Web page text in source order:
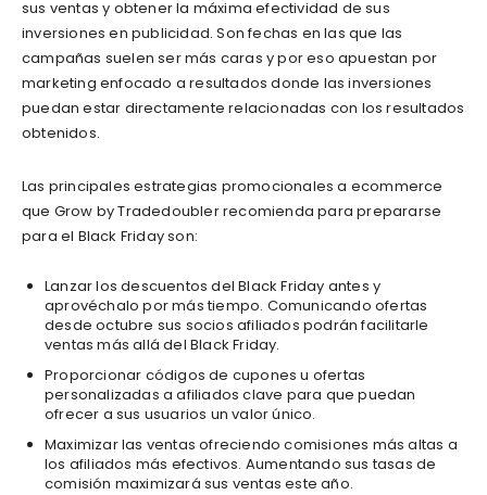
sus ventas y obtener la máxima efectividad de sus
inversiones en publicidad. Son fechas en las que las
campañas suelen ser más caras y por eso apuestan por
marketing enfocado a resultados donde las inversiones
puedan estar directamente relacionadas con los resultados
obtenidos.
Las principales estrategias promocionales a ecommerce
que Grow by Tradedoubler recomienda para prepararse
para el Black Friday son:
Lanzar los descuentos del Black Friday antes y
aprovéchalo por más tiempo. Comunicando ofertas
desde octubre sus socios afiliados podrán facilitarle
ventas más allá del Black Friday.
Proporcionar códigos de cupones u ofertas
personalizadas a afiliados clave para que puedan
ofrecer a sus usuarios un valor único.
Maximizar las ventas ofreciendo comisiones más altas a
los afiliados más efectivos. Aumentando sus tasas de
comisión maximizará sus ventas este año.